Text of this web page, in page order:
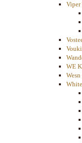
Viper
WE